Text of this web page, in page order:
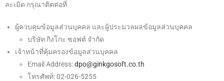
ละเมิด กรุณาติตต่อที่
ผู้ควบคุมข้อมูลส่วนบุคคล และผู้ประมวลผลข้อมูลส่วนบุคคล
บริษัท กิงโกะ ซอฟต์ จำกัด
เจ้าหน้าที่คุ้มครองข้อมูลส่วนบุคคล
Email Address:dpo@ginkgosoft.co.th
โทรศัพท์: 02-026-5255